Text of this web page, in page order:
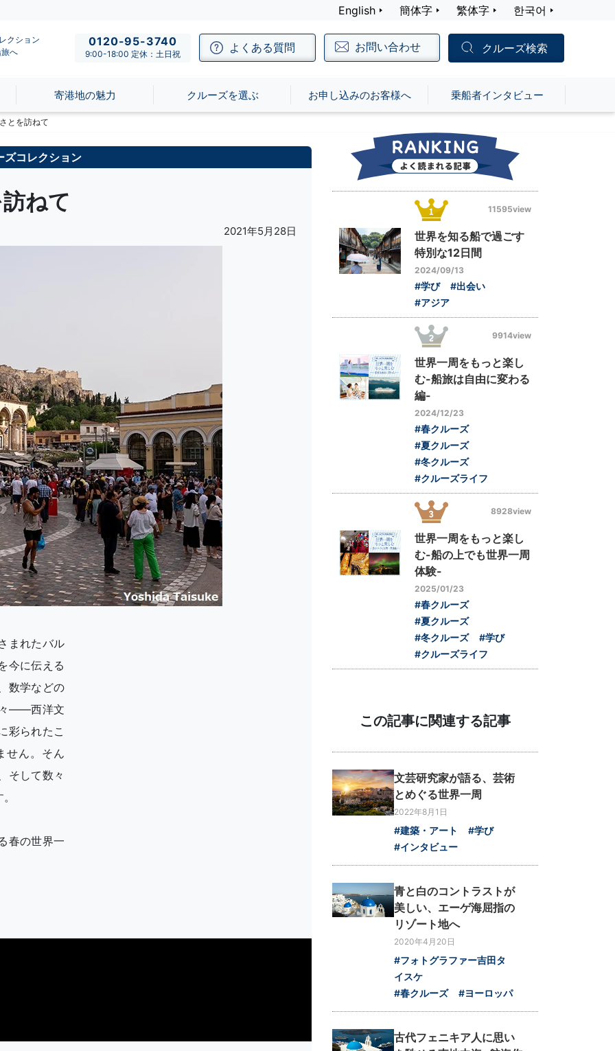
English 簡体字 繁体字 한국어
クション
へ
0120-95-3740
9:00-18:00 定休：土日祝 よくある質問 お問い合わせ クルーズ検索
寄港地の魅力 クルーズを選ぶ お申し込みのお客様へ 乗船者インタビュー
とを訪ねて
ズコレクション
ねて
2021年5月28日
まれたバル
今に伝える
数学などの
々——西洋文
彩られたこ
せん。そん
そして数々
春の世界一
11595view
世界を知る船で過ごす
特別な12日間
2024/09/13
#学び
#出会い
#アジア
9914view
世界一周をもっと楽し
む-船旅は自由に変わる
編-
2024/12/23
#春クルーズ
#夏クルーズ
#冬クルーズ
#クルーズライフ
8928view
世界一周をもっと楽し
む-船の上でも世界一周
体験-
2025/01/23
#春クルーズ
#夏クルーズ
#冬クルーズ
#学び
#クルーズライフ
この記事に関連する記事
文芸研究家が語る、芸術
とめぐる世界一周
2022年8月1日
#建築・アート
#学び
#インタビュー
青と白のコントラストが
美しい、エーゲ海屈指の
リゾート地へ
2020年4月20日
#フォトグラファー吉田タ
イスケ
#春クルーズ
#ヨーロッパ
古代フェニキア人に思い